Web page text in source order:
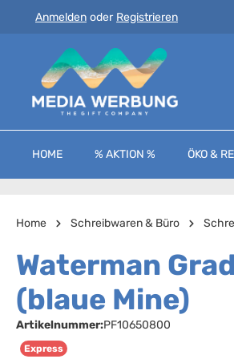
Hauptinhalt springen
Zur Suche springen
Zur Hauptnavigation springen
Anmelden oder Registrieren
HOME % AKTION % ÖKO &
Home Schreibwaren & Büro
Waterman
(blaue Mine)
Artikelnummer:PF10650800
Express